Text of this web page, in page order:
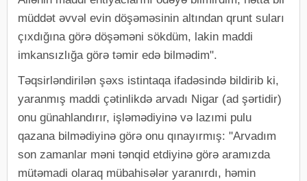
müddət əvvəl evin döşəməsinin altından qrunt suları
çıxdığına görə döşəməni sökdüm, lakin maddi
imkansızlığa görə təmir edə bilmədim".
Təqsirləndirilən şəxs istintaqa ifadəsində bildirib ki,
yaranmış maddi çətinlikdə arvadı Nigar (ad şərtidir)
onu günahlandırır, işləmədiyinə və lazımi pulu
qazana bilmədiyinə görə onu qınayırmış: "Arvadım
son zamanlar məni tənqid etdiyinə görə aramızda
mütəmadi olaraq mübahisələr yaranırdı, həmin